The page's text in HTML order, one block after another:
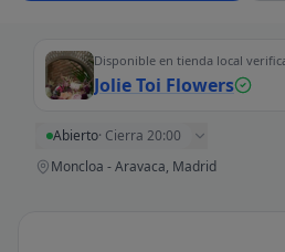
Disponible en tienda local
Jolie Toi Flowers
Abierto· Cierra 20:00
Moncloa - Aravaca, Madrid